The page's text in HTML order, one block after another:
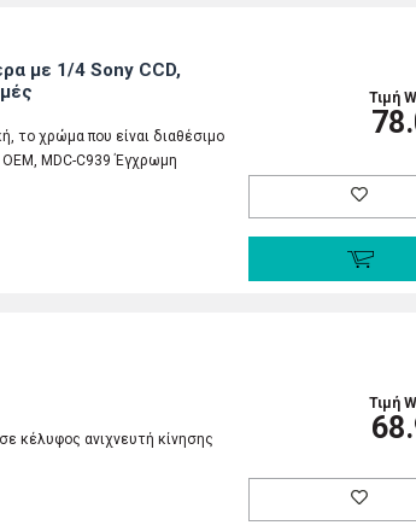
με 1/4 Sony CCD,
το χρώμα που είναι διαθέσιμο
ΟΕΜ, MDC-C939 Έγχρωμη
Τιμή
κέλυφος ανιχνευτή κίνησης
Τιμή